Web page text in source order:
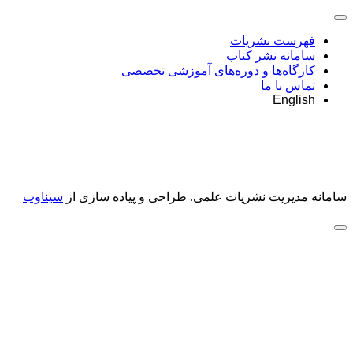
فهرست نشریات
سامانه نشر کتاب
کارگاه‌ها و دوره‌های آموزشی تخصصی
تماس با ما
English
سامانه مدیریت نشریات علمی. طراحی و پیاده سازی از سیناوب